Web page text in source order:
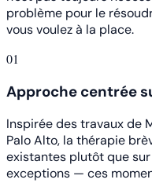
problème pour le
vous voulez à la place.
01
Approche centrée
Inspirée des travaux de
Palo Alto, la thérapie
existantes plutôt que
exceptions — ces